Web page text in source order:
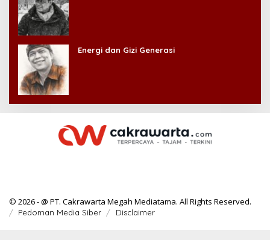
Energi dan Gizi Generasi
© 2026 - @ PT. Cakrawarta Megah Mediatama. All Rights Reserved.
Pedoman Media Siber Disclaimer